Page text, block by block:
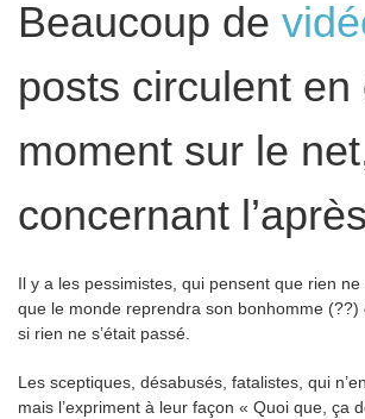
Beaucoup de
posts circulent en
moment sur le
concernant
Il y a les pessimistes, qui pensent que rien ne
que le monde reprendra son bonhomme (??)
si rien ne s’était passé.
Les sceptiques, désabusés, fatalistes, qui
mais l’expriment à leur façon « Quoi que, ça